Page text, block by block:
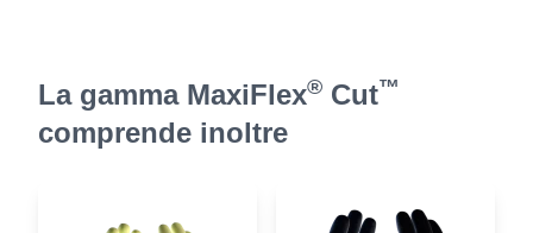
La gamma MaxiFlex® Cut™
comprende inoltre